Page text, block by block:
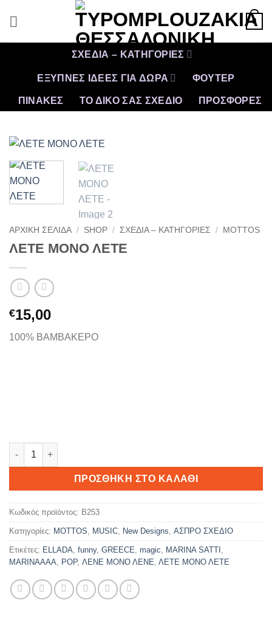
0
ΣΧΕΔΙΑ – ΚΑΤΗΓΟΡΙΕΣ
ΕΞΥΠΝΕΣ ΙΔΕΕΣ ΓΙΑ ΔΩΡΑ ΦΟΥΤΕΡ
ΠΙΝΑΚΕΣ ΤΟ ΔΙΚΟ ΣΑΣ ΣΧΕΔΙΟ ΠΡΟΣΦΟΡΈΣ
ΑΡΧΙΚΉ ΣΕΛΊΔΑ / SHOP / ΣΧΕΔΙΑ – ΚΑΤΗΓΟΡΙΕΣ / MOTTOS
ΛΕΤΕ ΜΟΝΟ ΛΕΤΕ
€15,00
100% ΒΑΜΒΑΚΕΡΟ
ΛΕΤΕ ΜΟΝΟ ΛΕΤΕ ποσότητα
ΠΡΟΣΘΉΚΗ ΣΤΟ ΚΑΛΆΘΙ
Κωδικός προϊόντος: B253
Κατηγορίες: MOTTOS, MUSIC, New Designs, ΑΣΠΡΟ ΣΧΕΔΙΟ
Ετικέτες: ELLADA, funny, GREECE, magic, MARINA SATTI ,
MARINAAAA, POP, ΛΕΝΕ ΜΟΝΟ ΛΕΝΕ, ΛΕΤΕ ΜΟΝΟ ΛΕΤΕ